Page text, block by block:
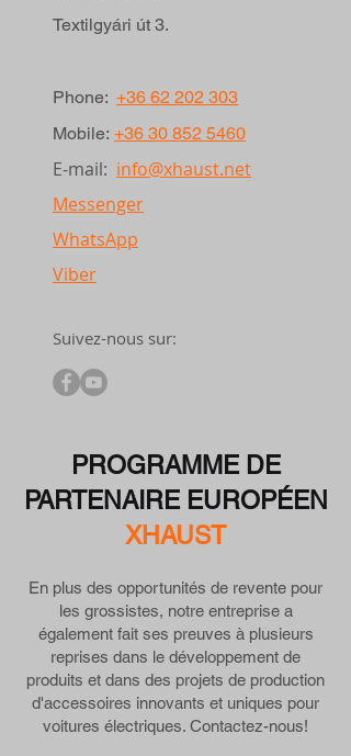
Textilgyári út 3.
Phone: +36 62 202 303
Mobile: +36 30 852 5460
E-mail: info@xhaust.net
Messenger
WhatsApp
Viber
Suivez-nous sur:
PROGRAMME DE
PARTENAIRE EUROPÉEN
XHAUST
En plus des opportunités de revente pour
les grossistes, notre entreprise a
également fait ses preuves à plusieurs
reprises dans le développement de
produits et dans des projets de production
d'accessoires innovants et uniques pour
voitures électriques. Contactez-nous!